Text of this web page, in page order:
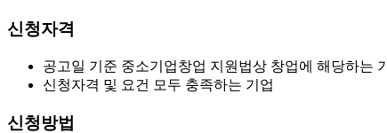
신청자격
공고일 기준 중소기업창업 지원법상 창업에 해당하는
신청자격 및 요건 모두 충족하는 기업
신청방법